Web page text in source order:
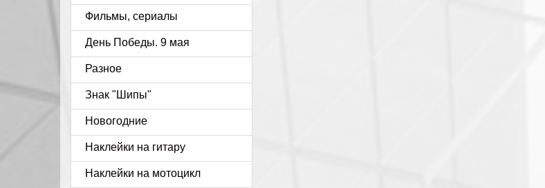
Фильмы, сериалы
День Победы. 9 мая
Разное
Знак "Шипы"
Новогодние
Наклейки на гитару
Наклейки на мотоцикл